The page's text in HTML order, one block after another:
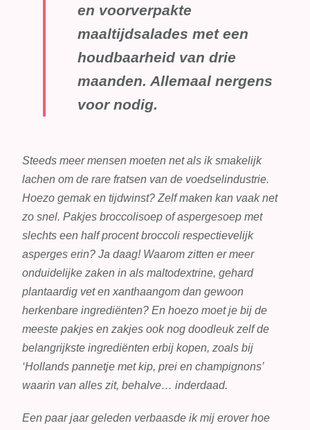
en voorverpakte
maaltijdsalades met een
houdbaarheid van drie
maanden. Allemaal nergens
voor nodig.
Steeds meer mensen moeten net als ik smakelijk
lachen om de rare fratsen van de voedselindustrie.
Hoezo gemak en tijdwinst? Zelf maken kan vaak net
zo snel. Pakjes broccolisoep of aspergesoep met
slechts een half procent broccoli respectievelijk
asperges erin? Ja daag! Waarom zitten er meer
onduidelijke zaken in als maltodextrine, gehard
plantaardig vet en xanthaangom dan gewoon
herkenbare ingrediënten? En hoezo moet je bij de
meeste pakjes en zakjes ook nog doodleuk zelf de
belangrijkste ingrediënten erbij kopen, zoals bij
‘Hollands pannetje met kip, prei en champignons’
waarin van alles zit, behalve… inderdaad.
Een paar jaar geleden verbaasde ik mij erover hoe